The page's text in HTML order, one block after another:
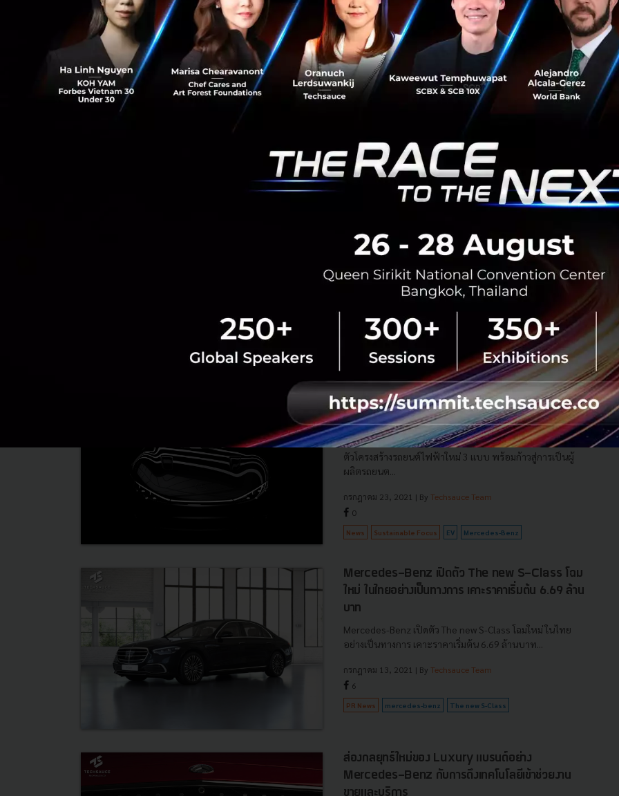
Mercedes-Benz เปิดตัวรถยนต์ขับเคลื่อนด้วยไฟฟ้า
100% พร้อมกัน 5 รุ่น ที่งาน IAA Mobility 2021
วันที่ 7-12 กันยายน 2564 Mercedes-Benz จัดทัพยานยนต์
ไฟฟ้าทั้งที่มีในปัจจุบันและอนาคตมาจัดแสดงอย่างเต็มรูป
แบบที่งาน IAA MOBILITY ในเมืองมิวนิก ประเทศเยอรมนี...
กันยายน 6, 2021
Techsauce Team
Mercedes-Benz ประกาศเดินหน้าผลิตรถยนต์ไฟฟ้า
อย่างเต็มตัวในไทย พร้อมเปิดตัวรถ EV 100% รุ่นแรก
Mercedes-Benz ย้ำความพร้อมในการก้าวสู่การเป็นผู้ผลิต
รถยนต์ไฟฟ้าอย่างเต็มตัวในประเทศไทย เตรียมความพร้อมใน
สายการผลิตของโรงงานประกอบรถยนต์และโรงงานแบตเตอรี่
พร้อมเปิดตัวรถ EV 100% รุ่...
สิงหาคม 24, 2021| By
Sustainable Focus Luxury Brand Mercedes-Benz
Mercedes-Benz ประกาศ ตั้งแต่ปี 2568 เป็นต้นไป
จะเปิดตัวรถรุ่นใหม่เป็น รถยนต์ไฟฟ้า เท่านั้น
รถยนต์รุ่นที่เปิดตัวใหม่ทั้งหมดตั้งแต่ปี 2568 เป็นต้นไปจะเป็น
รถยนต์ไฟฟ้าเท่านั้น และในปี 2568 Mercedes-Benz จะเปิด
ตัวโครงสร้างรถยนต์ไฟฟ้าใหม่ 3 แบบ พร้อมก้าวสู่การเป็นผู้
ผลิตรถยนต...
กรกฎาคม 23, 2021 | By Techsauce Team
0
News Sustainable Focus EV Mercedes-Benz
Mercedes-Benz เปิดตัว The new S-Class โฉม
ใหม่ ในไทยอย่างเป็นทางการ เคาะราคาเริ่มต้น 6.69 ล้าน
บาท
Mercedes-Benz เปิดตัว The new S-Class โฉมใหม่ ในไทย
อย่างเป็นทางการ เคาะราคาเริ่มต้น 6.69 ล้านบาท...
กรกฎาคม 13, 2021 | By Techsauce Team
6
PR News mercedes-benz The new S-Class
ส่องกลยุทธ์ใหม่ของ Luxury แบรนด์อย่าง
Mercedes-Benz กับการดึงเทคโนโลยีเข้าช่วยงาน
ขายและบริการ